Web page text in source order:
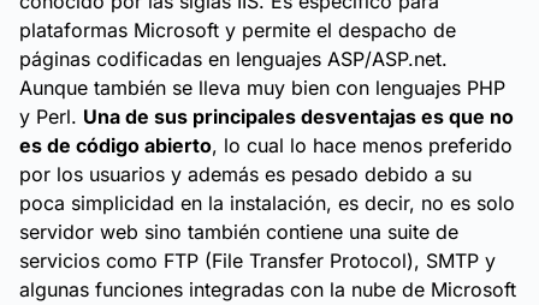
plataformas Microsoft y permite el despacho de
páginas codificadas en lenguajes ASP/ASP.net.
Aunque también se lleva muy bien con lenguajes PHP
y Perl. Una de sus principales desventajas es que no
es de código abierto, lo cual lo hace menos preferido
por los usuarios y además es pesado debido a su
poca simplicidad en la instalación, es decir, no es solo
servidor web sino también contiene una suite de
servicios como FTP (File Transfer Protocol), SMTP y
algunas funciones integradas con la nube de Microsoft